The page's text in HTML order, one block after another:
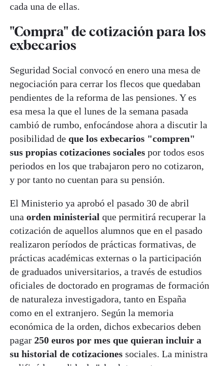
cada una de ellas.
"Compra" de cotización para los
exbecarios
Seguridad Social convocó en enero una mesa de
negociación para cerrar los flecos que quedaban
pendientes de la reforma de las pensiones. Y es
esa mesa la que el lunes de la semana pasada
cambió de rumbo, enfocándose ahora a discutir la
posibilidad de que los exbecarios "compren"
sus propias cotizaciones sociales por todos esos
periodos en los que trabajaron pero no cotizaron,
y por tanto no cuentan para su pensión.
El Ministerio ya aprobó el pasado 30 de abril
una orden ministerial que permitirá recuperar la
cotización de aquellos alumnos que en el pasado
realizaron períodos de prácticas formativas, de
prácticas académicas externas o la participación
de graduados universitarios, a través de estudios
oficiales de doctorado en programas de formación
de naturaleza investigadora, tanto en España
como en el extranjero. Según la memoria
económica de la orden, dichos exbecarios deben
pagar 250 euros por mes que quieran incluir a
su historial de cotizaciones sociales. La ministra